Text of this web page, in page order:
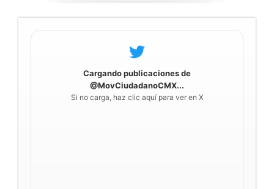
Cargando publicaciones de
@MovCiudadanoCMX...
Si no carga, haz clic aquí para ver en X